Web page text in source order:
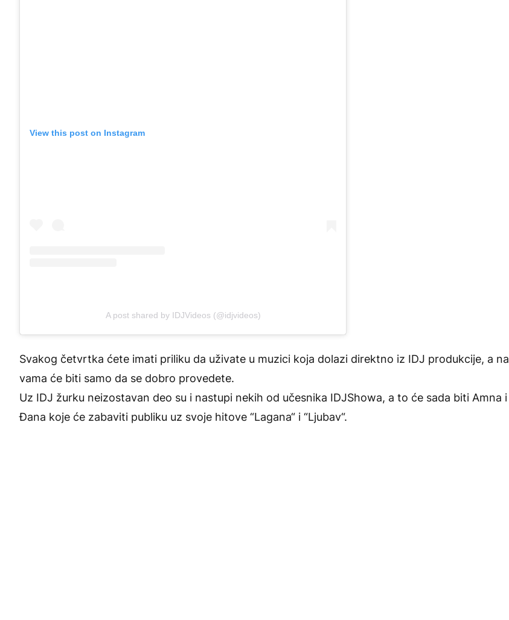
View this post on Instagram
A post shared by IDJVideos (@idjvideos)
Svakog četvrtka ćete imati priliku da uživate u muzici koja dolazi direktno iz IDJ produkcije, a na
vama će biti samo da se dobro provedete.
Uz IDJ žurku neizostavan deo su i nastupi nekih od učesnika IDJShowa, a to će sada biti Amna i
Đana koje će zabaviti publiku uz svoje hitove “Lagana“ i “Ljubav“.